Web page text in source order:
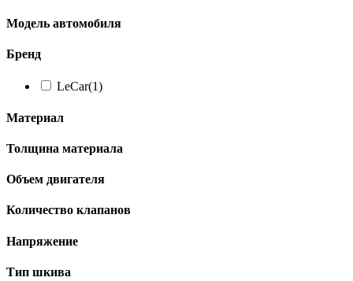
Модель автомобиля
Бренд
LeCar(1)
Материал
Толщина материала
Объем двигателя
Количество клапанов
Напряжение
Тип шкива